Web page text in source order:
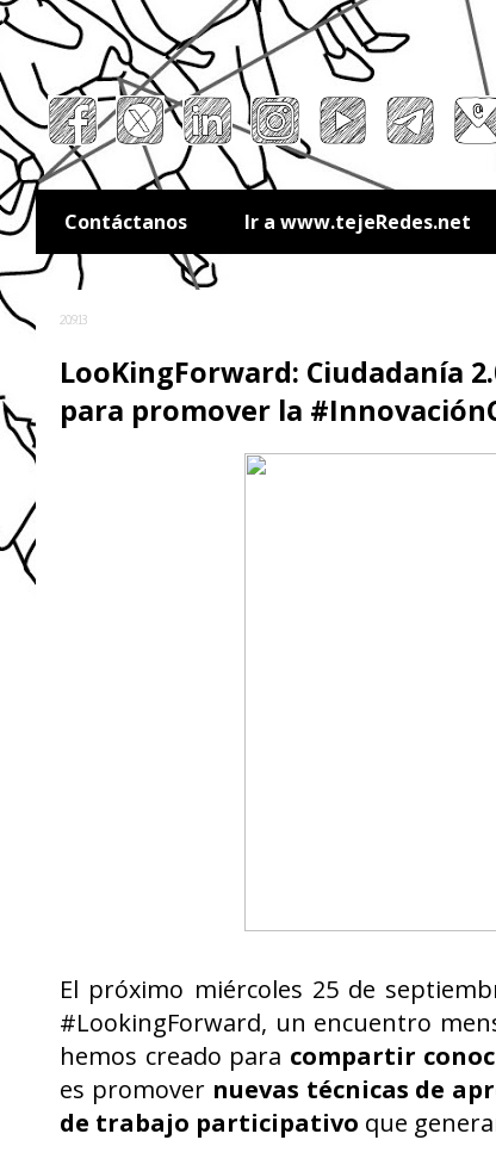
Contáctanos Ir a www.tejeRedes.net
20.9.13
LooKingForward: Ciudadanía
para promover la
El próximo miércoles 25 de
#LookingForward, un encuentro
hemos creado para compartir
es promover nuevas técnicas de
de trabajo participativo que